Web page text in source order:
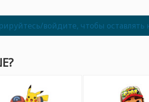
войдите, чтобы